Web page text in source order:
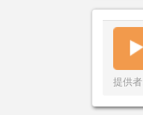
提供